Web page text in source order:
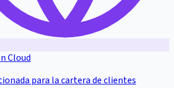
Cloud
para la cartera de clientes